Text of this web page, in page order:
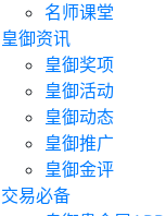
名师课堂
皇御资讯
皇御奖项
皇御活动
皇御动态
皇御推广
皇御金评
交易必备